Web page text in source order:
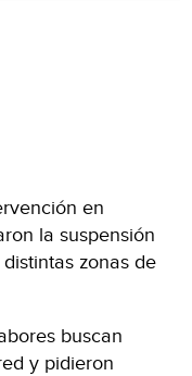
en
la suspensión
zonas de
buscan
y pidieron